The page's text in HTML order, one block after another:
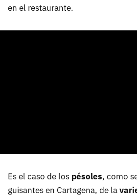
en el restaurante.
Es el caso de los pésoles, como
guisantes en Cartagena, de la